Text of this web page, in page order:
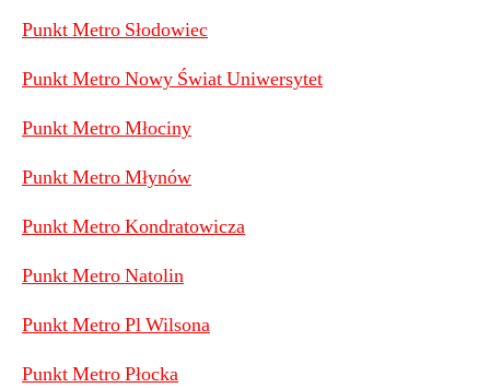
Punkt Metro Słodowiec
Punkt Metro Nowy Świat Uniwersytet
Punkt Metro Młociny
Punkt Metro Młynów
Punkt Metro Kondratowicza
Punkt Metro Natolin
Punkt Metro Pl Wilsona
Punkt Metro Płocka